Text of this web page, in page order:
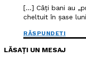
[…] Câţi bani au
cheltuit în şase
RĂSPUNDEȚI
LĂSAȚI UN MESAJ